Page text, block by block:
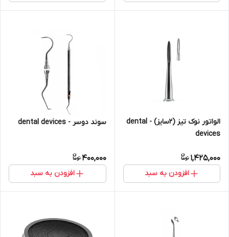
الواتور نوک تیز (۲سایز) - dental
devices
1,425,000
افزودن به سبد
سوند دوسر - dental devices
400,000
افزودن به سبد